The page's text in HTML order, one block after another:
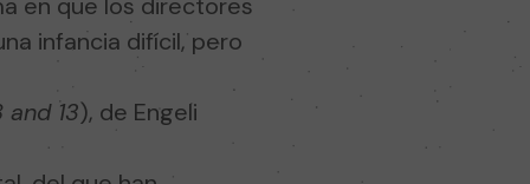
infancia difícil, pero
13), de Engeli